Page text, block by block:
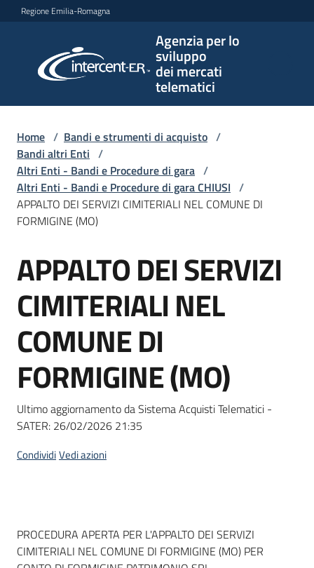
Vai al contenuto
Vai alla navigazione
Vai al footer
Regione Emilia-Romagna
Agenzia per lo
sviluppo
dei mercati
telematici
per lo
sviluppo
telematici
L'Agenzia
Bandi
e
di
Supporto
Piattaforme
telematiche
English
Home / Bandi e strumenti di acquisto /
Bandi altri Enti /
Altri Enti - Bandi e Procedure di gara /
Altri Enti - Bandi e Procedure di gara CHIUSI /
APPALTO DEI SERVIZI CIMITERIALI NEL COMUNE DI
FORMIGINE (MO)
Salta al contenuto
APPALTO DEI SERVIZI
CIMITERIALI NEL
COMUNE DI
FORMIGINE (MO)
Ultimo aggiornamento da Sistema Acquisti Telematici -
SATER: 26/02/2026 21:35
CondividiVedi azioni
Dati del bando
PROCEDURA APERTA PER L'APPALTO DEI SERVIZI
CIMITERIALI NEL COMUNE DI FORMIGINE (MO) PER